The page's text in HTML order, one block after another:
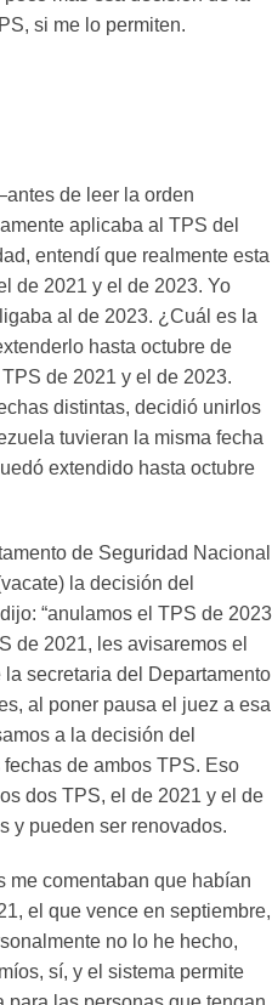
si me lo permiten.
de leer la orden
aplicaba al TPS del
entendí que realmente esta
de 2021 y el de 2023. Yo
al de 2023. ¿Cuál es la
hasta octubre de
de 2021 y el de 2023.
distintas, decidió unirlos
tuvieran la misma fecha
extendido hasta octubre
de Seguridad Nacional
la decisión del
“anulamos el TPS de 2023
de 2021, les avisaremos el
secretaria del Departamento
al poner pausa el juez a esa
a la decisión del
de ambos TPS. Eso
dos TPS, el de 2021 y el de
y pueden ser renovados.
me comentaban que habían
el que vence en septiembre,
no lo he hecho,
sí, y el sistema permite